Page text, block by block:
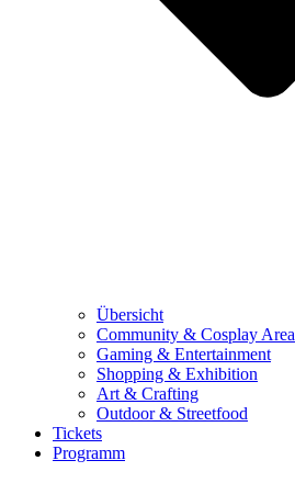
Übersicht
Community & Cosplay Area
Gaming & Entertainment
Shopping & Exhibition
Art & Crafting
Outdoor & Streetfood
Tickets
Programm